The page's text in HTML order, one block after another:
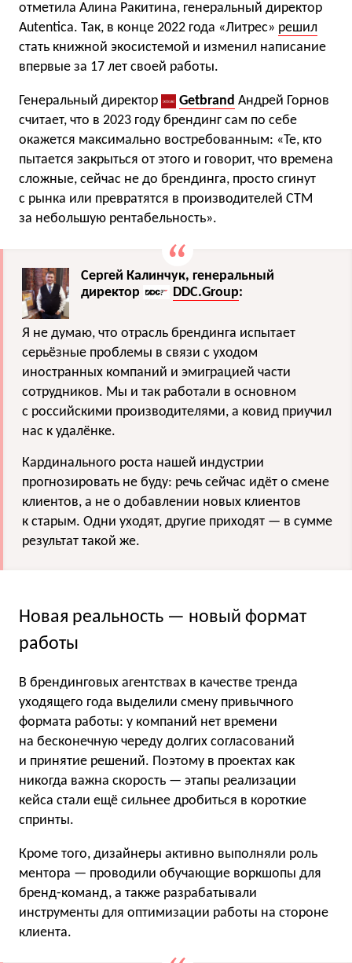
отметила Алина Ракитина, генеральный директор
Autentica. Так, в конце 2022 года «Литрес» решил
стать книжной экосистемой и изменил написание
впервые за 17 лет своей работы.
Генеральный директор Getbrand Андрей Горнов
считает, что в 2023 году брендинг сам по себе
окажется максимально востребованным: «Те, кто
пытается закрыться от этого и говорит, что времена
сложные, сейчас не до брендинга, просто сгинут
с рынка или превратятся в производителей СТМ
за небольшую рентабельность».
Сергей Калинчук, генеральный
директор
DDC.Group:
Я не думаю, что отрасль брендинга испытает
серьёзные проблемы в связи с уходом
иностранных компаний и эмиграцией части
сотрудников. Мы и так работали в основном
с российскими производителями, а ковид приучил
нас к удалёнке.
Кардинального роста нашей индустрии
прогнозировать не буду: речь сейчас идёт о смене
клиентов, а не о добавлении новых клиентов
к старым. Одни уходят, другие приходят — в сумме
результат такой же.
Новая реальность — новый формат
работы
В брендинговых агентствах в качестве тренда
уходящего года выделили смену привычного
формата работы: у компаний нет времени
на бесконечную череду долгих согласований
и принятие решений. Поэтому в проектах как
никогда важна скорость — этапы реализации
кейса стали ещё сильнее дробиться в короткие
спринты.
Кроме того, дизайнеры активно выполняли роль
ментора — проводили обучающие воркшопы для
бренд-команд, а также разрабатывали
инструменты для оптимизации работы на стороне
клиента.